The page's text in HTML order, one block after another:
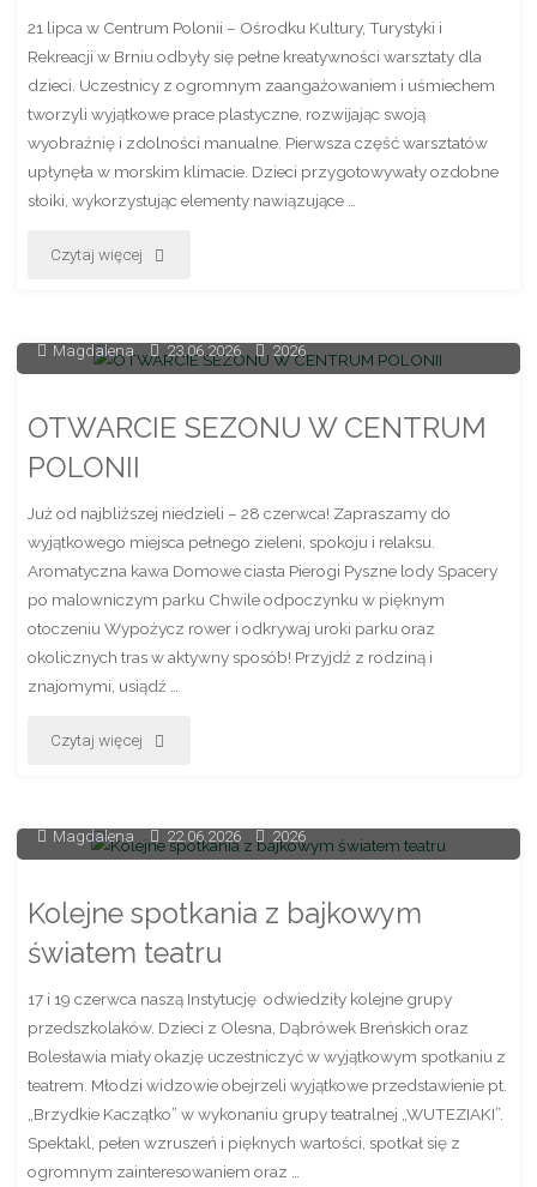
w
Tarnowskiej!"
21 lipca w Centrum Polonii – Ośrodku Kultury, Turystyki i
Rekreacji w Brniu odbyły się pełne kreatywności warsztaty dla
dzieci. Uczestnicy z ogromnym zaangażowaniem i uśmiechem
tworzyli wyjątkowe prace plastyczne, rozwijając swoją
wyobraźnię i zdolności manualne. Pierwsza część warsztatów
upłynęła w morskim klimacie. Dzieci przygotowywały ozdobne
słoiki, wykorzystując elementy nawiązujące …
Czytaj więcej "Kreatywne
dla
Polonii
Brniu"
Magdalena 23.06.2026 2026
OTWARCIE SEZONU W CENTRUM
POLONII
Już od najbliższej niedzieli – 28 czerwca! Zapraszamy do
wyjątkowego miejsca pełnego zieleni, spokoju i relaksu.
Aromatyczna kawa Domowe ciasta Pierogi Pyszne lody Spacery
po malowniczym parku Chwile odpoczynku w pięknym
otoczeniu Wypożycz rower i odkrywaj uroki parku oraz
okolicznych tras w aktywny sposób! Przyjdź z rodziną i
znajomymi, usiądź …
Czytaj więcej "OTWARCIE
W
POLONII"
Magdalena 22.06.2026 2026
Kolejne spotkania z bajkowym
światem teatru
17 i 19 czerwca naszą Instytucję odwiedziły kolejne grupy
przedszkolaków. Dzieci z Olesna, Dąbrówek Breńskich oraz
Bolesławia miały okazję uczestniczyć w wyjątkowym spotkaniu z
teatrem. Młodzi widzowie obejrzeli wyjątkowe przedstawienie pt.
„Brzydkie Kaczątko” w wykonaniu grupy teatralnej „WUTEZIAKI”.
Spektakl, pełen wzruszeń i pięknych wartości, spotkał się z
ogromnym zainteresowaniem oraz …